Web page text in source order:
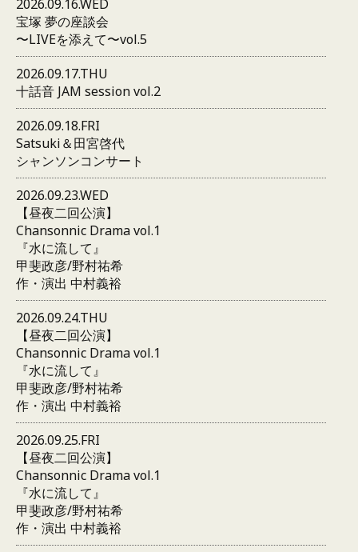
2026.09.16.WED
宝塚 夢の座談会
〜LIVEを添えて〜vol.5
2026.09.17.THU
十話音 JAM session vol.2
2026.09.18.FRI
Satsuki＆田宮啓代
シャンソンコンサート
2026.09.23.WED
【昼夜二回公演】
Chansonnic Drama vol.1
『水に流して』
甲斐政彦/野村祐希
作・演出 中村義裕
2026.09.24.THU
【昼夜二回公演】
Chansonnic Drama vol.1
『水に流して』
甲斐政彦/野村祐希
作・演出 中村義裕
2026.09.25.FRI
【昼夜二回公演】
Chansonnic Drama vol.1
『水に流して』
甲斐政彦/野村祐希
作・演出 中村義裕